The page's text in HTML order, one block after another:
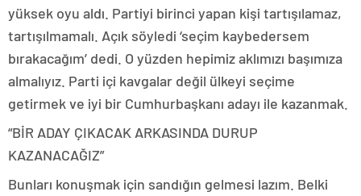
yüksek oyu aldı. Partiyi birinci yapan kişi tartışılamaz,
tartışılmamalı. Açık söyledi ‘seçim kaybedersem
bırakacağım’ dedi. O yüzden hepimiz aklımızı başımıza
almalıyız. Parti içi kavgalar değil ülkeyi seçime
getirmek ve iyi bir Cumhurbaşkanı adayı ile kazanmak.
“BİR ADAY ÇIKACAK ARKASINDA DURUP
KAZANACAĞIZ”
Bunları konuşmak için sandığın gelmesi lazım. Belki